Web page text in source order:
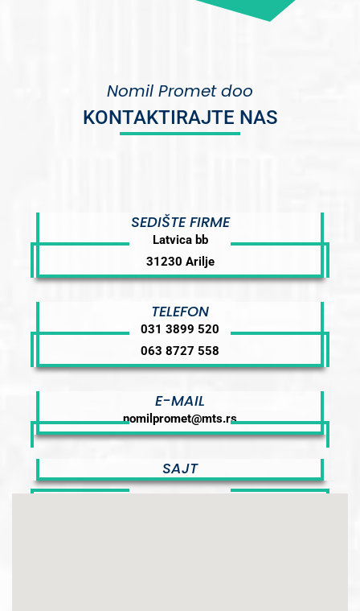
Nomil Promet doo
KONTAKTIRAJTE NAS
SEDIŠTE FIRME
Latvica bb
31230 Arilje
TELEFON
031 3899 520
063 8727 558
E-MAIL
nomilpromet@mts.rs
SAJT